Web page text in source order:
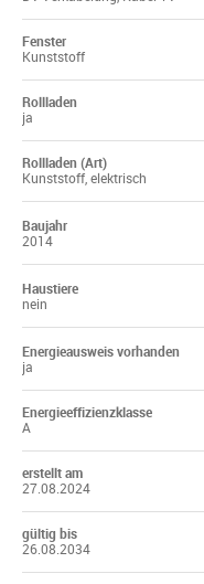
Fenster
Kunststoff
Rollladen
ja
Rollladen (Art)
Kunststoff, elektrisch
Baujahr
2014
Haustiere
nein
Energieausweis vorhanden
ja
Energieeffizienzklasse
A
erstellt am
27.08.2024
gültig bis
26.08.2034